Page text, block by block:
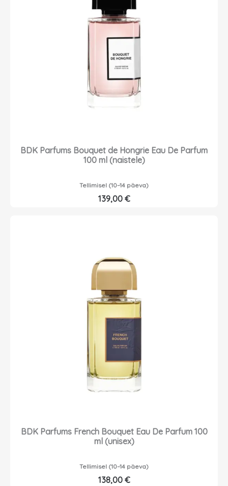
BDK Parfums Bouquet de Hongrie Eau De Parfum
100 ml (naistele)
Tellimisel (10–14 päeva)
139,00 €
BDK Parfums French Bouquet Eau De Parfum 100
ml (unisex)
Tellimisel (10–14 päeva)
138,00 €